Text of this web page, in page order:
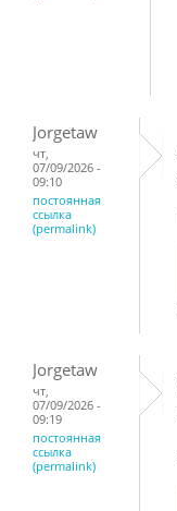
Jorgetaw
чт,
07/09/2026 -
09:10
постоянная
ссылка
(permalink)
Jorgetaw
чт,
07/09/2026 -
09:19
постоянная
ссылка
(permalink)